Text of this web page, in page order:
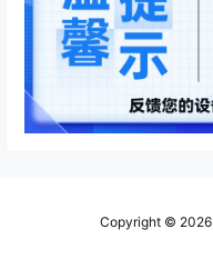
Copyright © 2026